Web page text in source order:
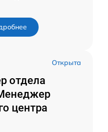
Открыта
отдела
центра